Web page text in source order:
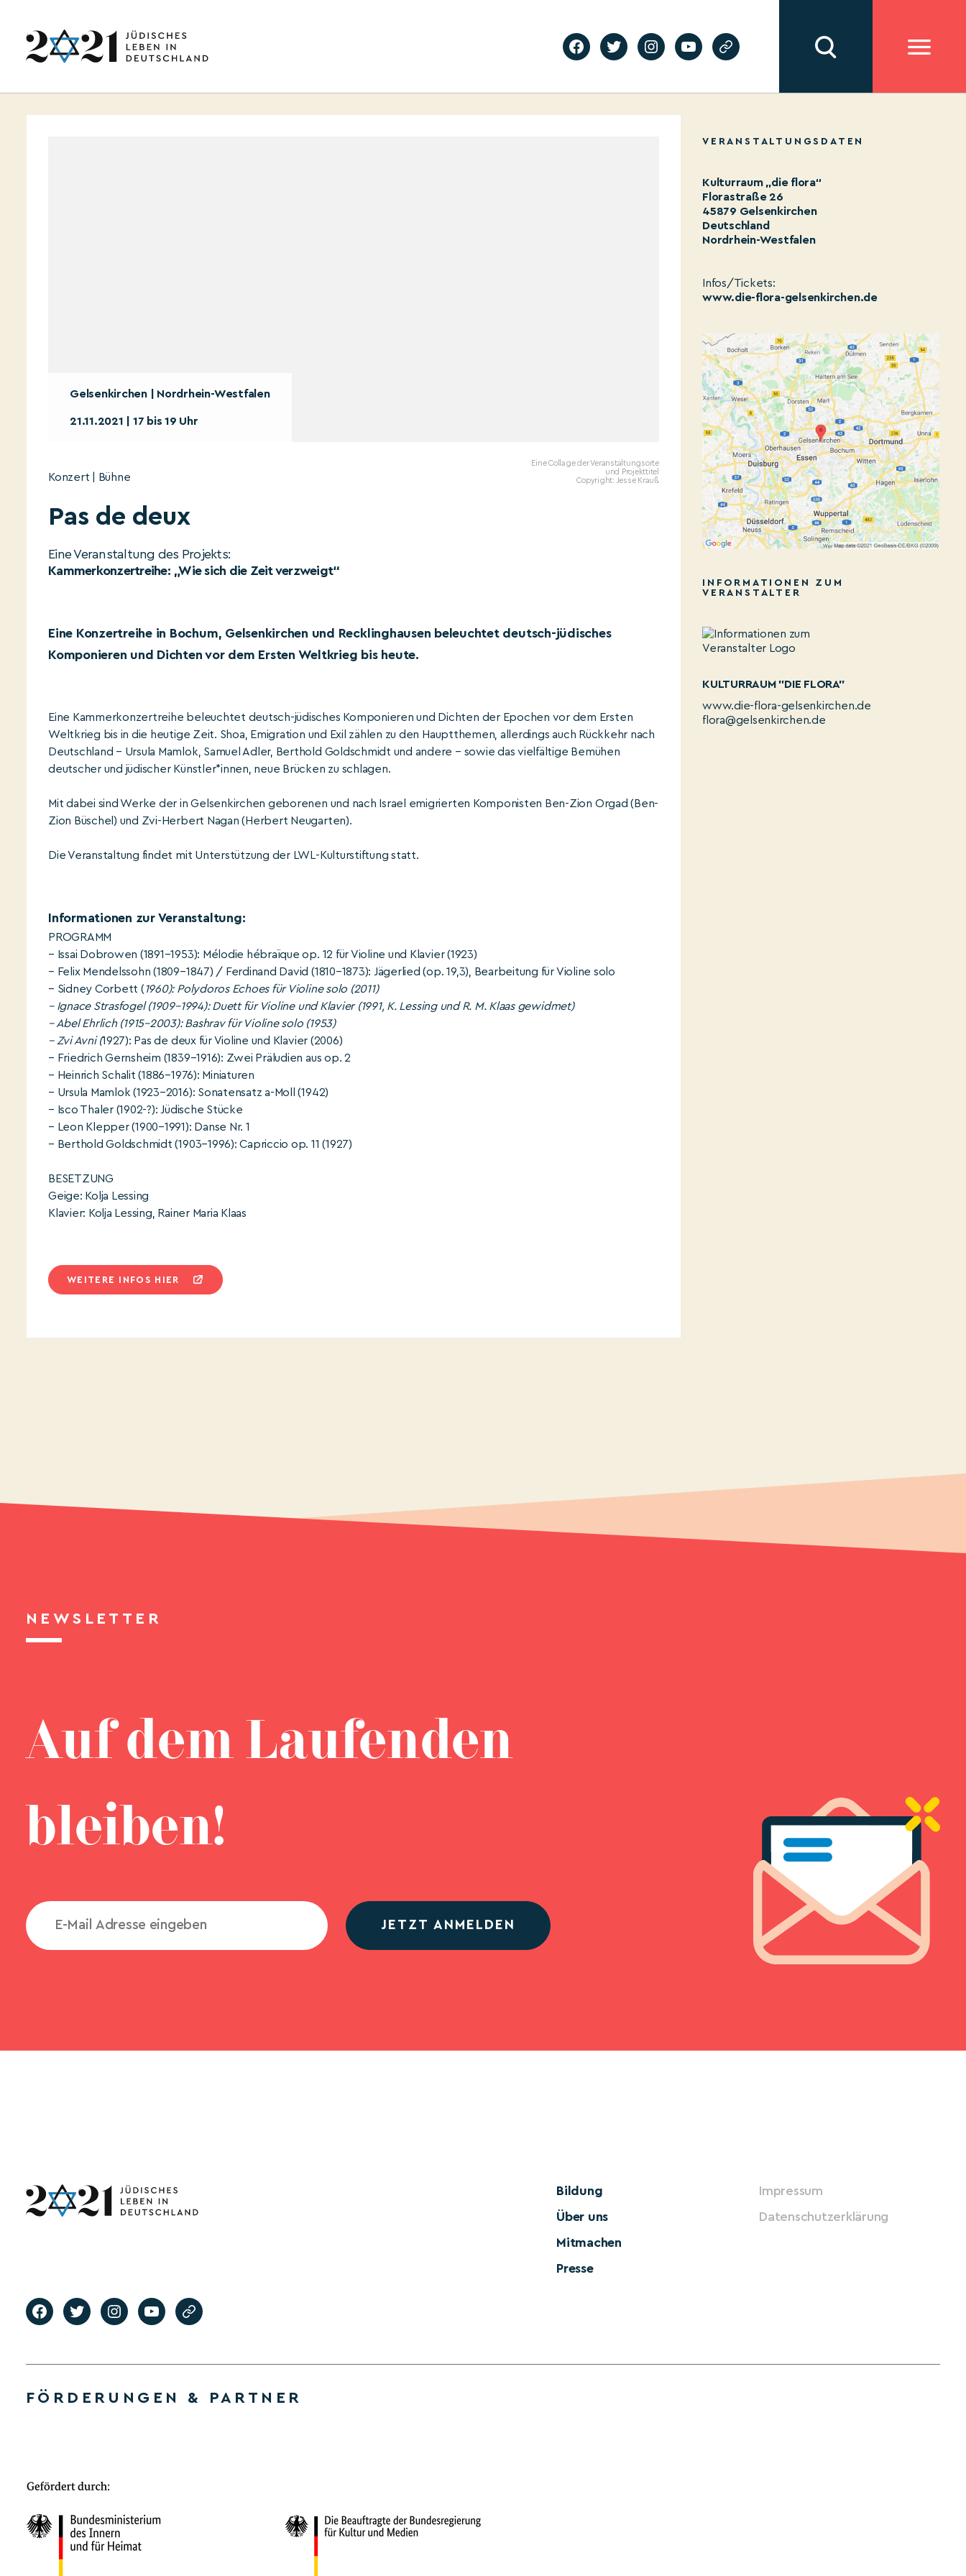
Gelsenkirchen | Nordrhein-Westfalen
21.11.2021 | 17 bis 19 Uhr
Eine Collage der Veranstaltungsorte
und Projekttitel
Copyright: Jesse Krauß
Konzert | Bühne
Pas de deux
Eine Veranstaltung des Projekts:
Kammerkonzertreihe: „Wie sich die Zeit verzweigt“
Eine Konzertreihe in Bochum, Gelsenkirchen und Recklinghausen beleuchtet deutsch-jüdisches
Komponieren und Dichten vor dem Ersten Weltkrieg bis heute.
Eine Kammerkonzertreihe beleuchtet deutsch-jüdisches Komponieren und Dichten der Epochen vor dem Ersten
Weltkrieg bis in die heutige Zeit. Shoa, Emigration und Exil zählen zu den Hauptthemen, allerdings auch Rückkehr nach
Deutschland – Ursula Mamlok, Samuel Adler, Berthold Goldschmidt und andere – sowie das vielfältige Bemühen
deutscher und jüdischer Künstler*innen, neue Brücken zu schlagen.
Mit dabei sind Werke der in Gelsenkirchen geborenen und nach Israel emigrierten Komponisten Ben-Zion Orgad (Ben-
Zion Büschel) und Zvi-Herbert Nagan (Herbert Neugarten).
Die Veranstaltung findet mit Unterstützung der LWL-Kulturstiftung statt.
Informationen zur Veranstaltung:
PROGRAMM
– Issai Dobrowen (1891–1953): Mélodie hébraïque op. 12 für Violine und Klavier (1923)
– Felix Mendelssohn (1809–1847) / Ferdinand David (1810–1873): Jägerlied (op. 19,3), Bearbeitung für Violine solo
– Sidney Corbett (1960): Polydoros Echoes für Violine solo (2011)
– Ignace Strasfogel (1909–1994): Duett für Violine und Klavier (1991, K. Lessing und R. M. Klaas gewidmet)
– Abel Ehrlich (1915–2003): Bashrav für Violine solo (1953)
– Zvi Avni (1927): Pas de deux für Violine und Klavier (2006)
– Friedrich Gernsheim (1839–1916): Zwei Präludien aus op. 2
– Heinrich Schalit (1886–1976): Miniaturen
– Ursula Mamlok (1923–2016): Sonatensatz a-Moll (1942)
– Isco Thaler (1902-?): Jüdische Stücke
– Leon Klepper (1900–1991): Danse Nr. 1
– Berthold Goldschmidt (1903–1996): Capriccio op. 11 (1927)
BESETZUNG
Geige: Kolja Lessing
Klavier: Kolja Lessing, Rainer Maria Klaas
WEITERE INFOS HIER
VERANSTALTUNGSDATEN
Kulturraum „die flora“
Florastraße 26
45879 Gelsenkirchen
Deutschland
Nordrhein-Westfalen
Infos/Tickets:
www.die-flora-gelsenkirchen.de
INFORMATIONEN ZUM
VERANSTALTER
KULTURRAUM "DIE FLORA"
www.die-flora-gelsenkirchen.de
flora@gelsenkirchen.de
NEWSLETTER
Auf dem Laufenden
bleiben!
JETZT ANMELDEN
Bildung
Über uns
Mitmachen
Presse
Impressum
Datenschutzerklärung
FÖRDERUNGEN & PARTNER